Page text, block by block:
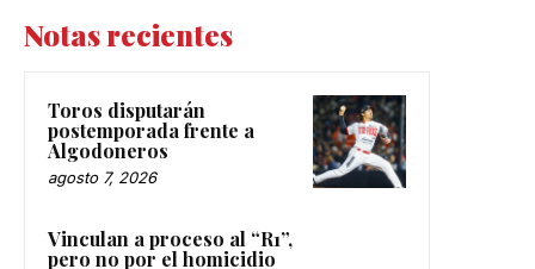
Notas recientes
Toros disputarán
postemporada frente a
Algodoneros
agosto 7, 2026
Vinculan a proceso al “R1”,
pero no por el homicidio